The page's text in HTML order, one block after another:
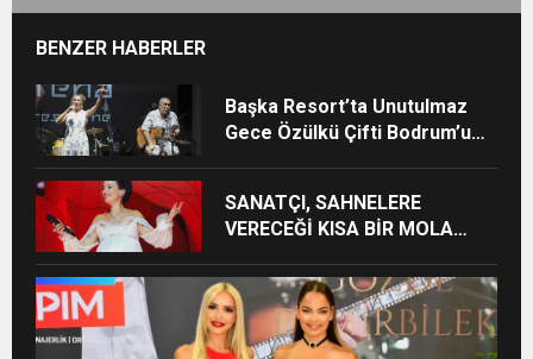
BENZER HABERLER
Başka Resort’ta Unutulmaz
Gece Özülkü Çifti Bodrum’u
SANATÇI, SAHNELERE
VERECEĞİ KISA BİR MOLA
KEZ HARBİYE’DE OLACAK!